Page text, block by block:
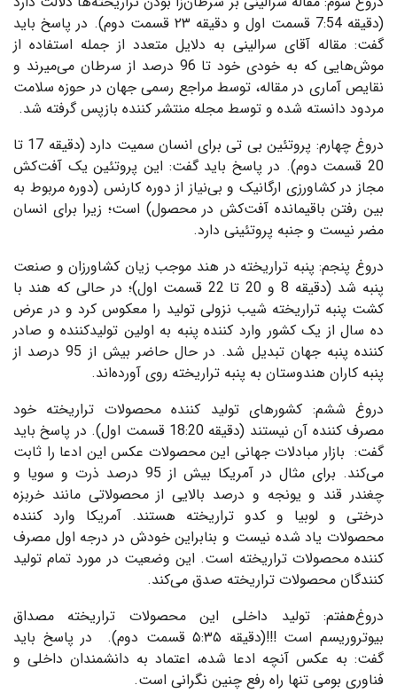
(دقیقه 7:54 قسمت اول و دقیقه ۲۳ قسمت دوم). در پاسخ باید
گفت: مقاله آقای سرالینی به دلایل متعدد از جمله استفاده از
موش‌هایی که به خودی خود تا 96 درصد از سرطان می‌میرند و
نقایص آماری در مقاله، توسط مراجع رسمی جهان در حوزه سلامت
مردود دانسته شده و توسط مجله منتشر کننده بازپس گرفته شد.
دروغ‌ چهارم: پروتئین بی تی برای انسان سمیت دارد (دقیقه 17 تا
20 قسمت دوم). در پاسخ باید گفت: این پروتئین یک آفت‌کش
مجاز در کشاورزی ارگانیک و بی‌نیاز از دوره کارنس (دوره مربوط به
بین رفتن باقیمانده آفت‌کش در محصول) است؛ زیرا برای انسان
مضر نیست و جنبه پروتئینی دارد.
دروغ‌ پنجم: پنبه تراریخته در هند موجب زیان کشاورزان و صنعت
پنبه شد (دقیقه 8 و 20 تا 22 قسمت اول)؛ در حالی که هند با
کشت پنبه تراریخته شیب نزولی تولید را معکوس کرد و در عرض
ده سال از یک کشور وارد کننده پنبه به اولین تولیدکننده و صادر
کننده پنبه جهان تبدیل شد. در حال حاضر بیش از 95 درصد از
پنبه کاران هندوستان به پنبه تراریخته روی آورده‌اند.
دروغ ششم: کشورهای تولید کننده محصولات تراریخته خود
مصرف کننده آن نیستند (دقیقه 18:20 قسمت اول). در پاسخ باید
گفت: بازار مبادلات جهانی این محصولات عکس این ادعا را ثابت
می‌کند. برای مثال در آمریکا بیش از 95 درصد ذرت و سویا و
چغندر قند و یونجه و درصد بالایی از محصولاتی مانند خربزه
درختی و لوبیا و کدو تراریخته هستند. آمریکا وارد کننده
محصولات یاد شده نیست و بنابراین خودش در درجه اول مصرف
کننده محصولات تراریخته است. این وضعیت در مورد تمام تولید
کنندگان محصولات تراریخته صدق می‌کند.
دروغ‌هفتم: تولید داخلی این محصولات تراریخته مصداق
بیوتروریسم است !!!(دقیقه ۵:۳۵ قسمت دوم). در پاسخ باید
گفت: به عکس آنچه ادعا شده، اعتماد به دانشمندان داخلی و
فناوری بومی تنها راه رفع چنین نگرانی است.